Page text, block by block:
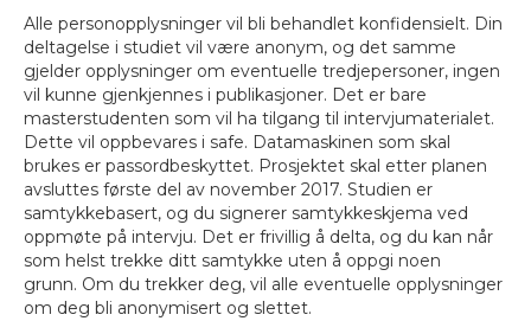
Alle personopplysninger vil bli behandlet konfidensielt. Din
deltagelse i studiet vil være anonym, og det samme
gjelder opplysninger om eventuelle tredjepersoner, ingen
vil kunne gjenkjennes i publikasjoner. Det er bare
masterstudenten som vil ha tilgang til intervjumaterialet.
Dette vil oppbevares i safe. Datamaskinen som skal
brukes er passordbeskyttet. Prosjektet skal etter planen
avsluttes første del av november 2017. Studien er
samtykkebasert, og du signerer samtykkeskjema ved
oppmøte på intervju. Det er frivillig å delta, og du kan når
som helst trekke ditt samtykke uten å oppgi noen
grunn. Om du trekker deg, vil alle eventuelle opplysninger
om deg bli anonymisert og slettet.